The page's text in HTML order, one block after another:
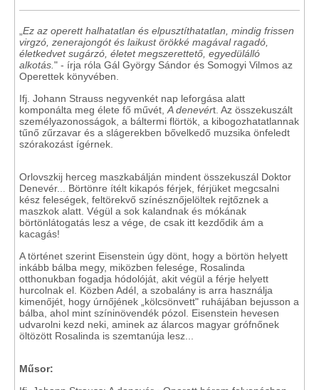
Ez az operett halhatatlan és elpusztíthatatlan, mindig frissen
virgzó, zenerajongót és laikust örökké magával ragadó,
életkedvet sugárzó, életet megszerettető, egyedülálló
alkotás. " - írja róla Gál György Sándor és Somogyi Vilmos az
Operettek könyvében.
Ifj. Johann Strauss negyvenkét nap leforgása alatt
komponálta meg élete fő művét, A denevért. Az összekuszált
személyazonosságok, a báltermi flörtök, a kibogozhatatlannak
tűnő zűrzavar és a slágerekben bővelkedő muzsika önfeledt
szórakozást ígérnek.
Orlovszkij herceg maszkabálján mindent összekuszál Doktor
Denevér... Börtönre ítélt kikapós férjek, férjüket megcsalni
kész feleségek, feltörekvő színésznőjelöltek rejtőznek a
maszkok alatt. Végül a sok kalandnak és mókának
börtönlátogatás lesz a vége, de csak itt kezdődik ám a
kacagás!
A történet szerint Eisenstein úgy dönt, hogy a börtön helyett
inkább bálba megy, miközben felesége, Rosalinda
otthonukban fogadja hódolóját, akit végül a férje helyett
hurcolnak el. Közben Adél, a szobalány is arra használja
kimenőjét, hogy úrnőjének „kölcsönvett" ruhájában bejusson a
bálba, ahol mint színinövendék pózol. Eisenstein hevesen
udvarolni kezd neki, aminek az álarcos magyar grófnőnek
öltözött Rosalinda is szemtanúja lesz...
Műsor: